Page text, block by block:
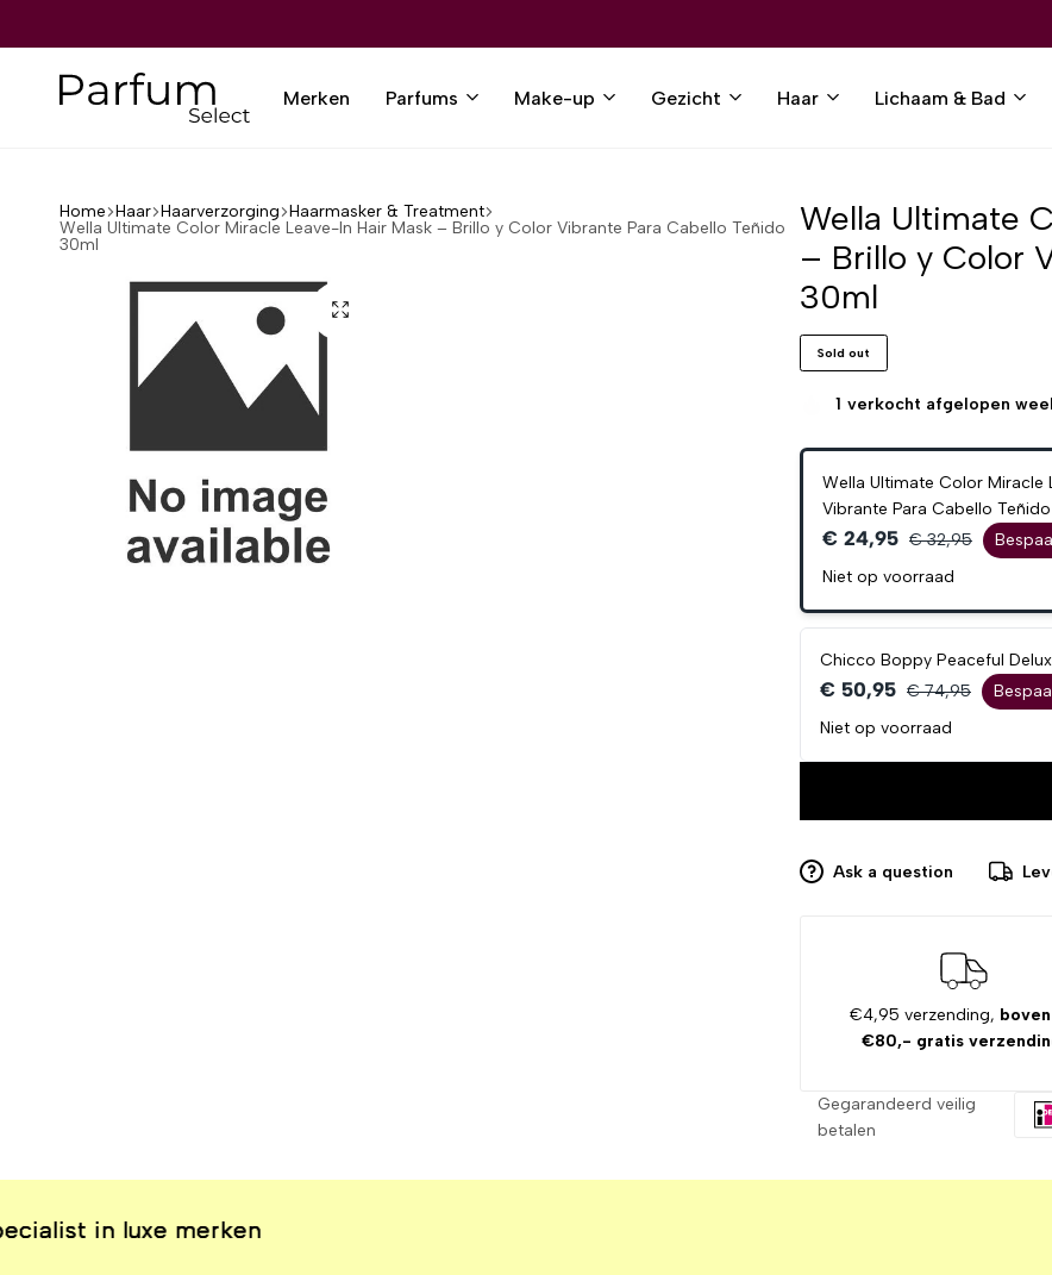
Merken Parfums Make-up Gezicht Haar Lichaam & Bad
Home Haar Haarverzorging Haarmasker & Treatment
Wella Ultimate Color Miracle Leave-In Hair Mask – Brillo y Color Vibrante Para Cabello Teñido
30ml
Wella Ultimate
– Brillo y Color
30ml
Sold out
1 verkocht afgelopen
Wella Ultimate Color Miracle
Vibrante Para Cabello
€ 24,95 € 32,95
Niet op voorraad
Chicco Boppy Peaceful
€ 50,95 € 74,95
Niet op voorraad
Ask a question
€4,95 verzending,
€80,- gratis
Gegarandeerd veilig
betalen
luxe merken
luxe merken
luxe merken
luxe merken